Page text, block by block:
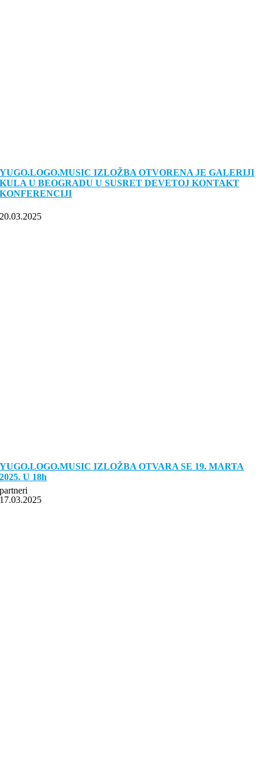
YUGO.LOGO.MUSIC IZLOŽBA OTVORENA JE GALERIJI
KULA U BEOGRADU U SUSRET DEVETOJ KONTAKT
KONFERENCIJI
20.03.2025
YUGO.LOGO.MUSIC IZLOŽBA OTVARA SE 19. MARTA
2025. U 18h
17.03.2025
partneri